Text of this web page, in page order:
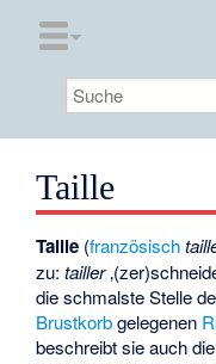
Taille
Taille (französisch
zu:tailler
die schmalste Stelle
Brustkorbgelegenen
beschreibt sie auch